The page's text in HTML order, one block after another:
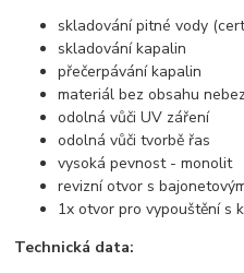
skladování pitné vody
skladování kapalin
přečerpávání kapalin
materiál bez obsahu
odolná vůči UV záření
odolná vůči tvorbě řas
vysoká pevnost - monolit
revizní otvor s
1x otvor pro vypouštění s
Technická data: